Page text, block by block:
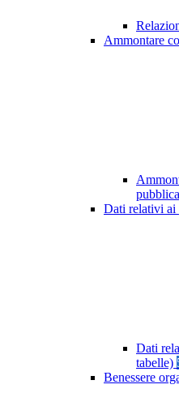
Ammontare
Dati relativi ai
Dati
tabelle)
Benessere